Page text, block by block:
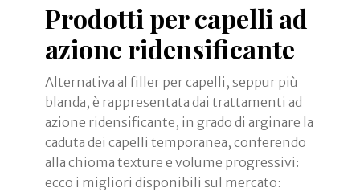
Prodotti per capelli ad
azione ridensificante
Alternativa al filler per capelli, seppur più
blanda, è rappresentata dai trattamenti ad
azione ridensificante, in grado di arginare la
caduta dei capelli temporanea, conferendo
alla chioma texture e volume progressivi:
ecco i migliori disponibili sul mercato: